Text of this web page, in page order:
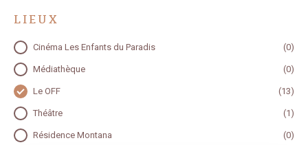
LIEUX
LIEUXCinéma Les Enfants du Paradis (0)
Médiathèque (0)
Le OFF (13)
Théâtre (1)
Résidence Montana (0)